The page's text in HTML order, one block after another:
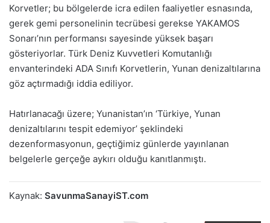
Korvetler; bu bölgelerde icra edilen faaliyetler esnasında,
gerek gemi personelinin tecrübesi gerekse YAKAMOS
Sonarı’nın performansı sayesinde yüksek başarı
gösteriyorlar. Türk Deniz Kuvvetleri Komutanlığı
envanterindeki ADA Sınıfı Korvetlerin, Yunan denizaltılarına
göz açtırmadığı iddia ediliyor.
Hatırlanacağı üzere; Yunanistan’ın ‘Türkiye, Yunan
denizaltılarını tespit edemiyor’ şeklindeki
dezenformasyonun, geçtiğimiz günlerde yayınlanan
belgelerle gerçeğe aykırı olduğu kanıtlanmıştı.
Kaynak: SavunmaSanayiST.com